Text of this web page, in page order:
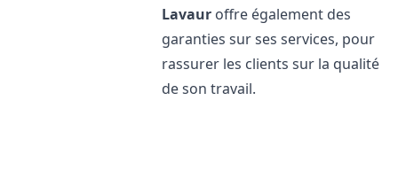
Lavaur offre également des
garanties sur ses services, pour
rassurer les clients sur la qualité
de son travail.